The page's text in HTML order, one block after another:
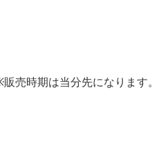
売時期は当分先になります。